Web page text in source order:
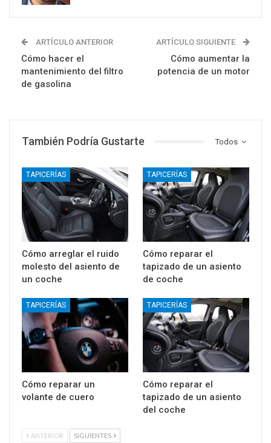
ARTÍCULO ANTERIOR
Cómo hacer el
mantenimiento del filtro
de gasolina
ARTÍCULO SIGUIENTE
Cómo aumentar la
potencia de un motor
Todos
También Podría Gustarte
TAPICERÍAS
Cómo arreglar el ruido
molesto del asiento de
un coche
TAPICERÍAS
Cómo reparar el
tapizado de un asiento
de coche
TAPICERÍAS
Cómo reparar un
volante de cuero
TAPICERÍAS
Cómo reparar el
tapizado de un asiento
del coche
ANTERIOR SIGUIENTES